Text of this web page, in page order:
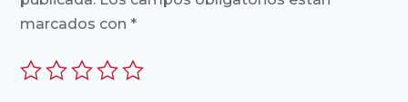
marcados con*